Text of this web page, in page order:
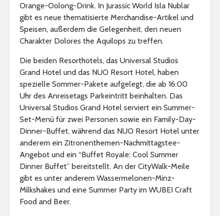
Orange-Oolong-Drink. In Jurassic World Isla Nublar
gibt es neue thematisierte Merchandise-Artikel und
Speisen, außerdem die Gelegenheit, den neuen
Charakter Dolores the Aquilops zu treffen.
Die beiden Resorthotels, das Universal Studios
Grand Hotel und das NUO Resort Hotel, haben
spezielle Sommer-Pakete aufgelegt, die ab 16:00
Uhr des Anreisetags Parkeintritt beinhalten. Das
Universal Studios Grand Hotel serviert ein Summer-
Set-Menü für zwei Personen sowie ein Family-Day-
Dinner-Buffet, während das NUO Resort Hotel unter
anderem ein Zitronenthemen-Nachmittagstee-
Angebot und ein “Buffet Royale: Cool Summer
Dinner Buffet” bereitstellt. An der CityWalk-Meile
gibt es unter anderem Wassermelonen-Minz-
Milkshakes und eine Summer Party im WUBEI Craft
Food and Beer.